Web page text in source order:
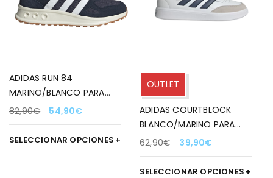
ADIDAS RUN 84
MARINO/BLANCO PARA
HOMBRE
82,90€ 54,90€
SELECCIONAR OPCIONES
OUTLET
ADIDAS COURTBLOCK
BLANCO/MARINO PARA
HOMBRE
62,90€ 39,90€
SELECCIONAR OPCIONES